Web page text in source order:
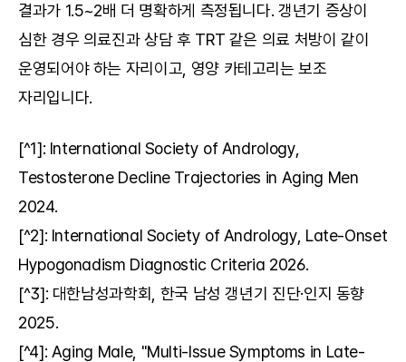
결과가 1.5~2배 더 명확하게 측정됩니다. 갱년기 증상이
심한 경우 의료진과 상담 후 TRT 같은 의료 처방이 같이
운영되어야 하는 자리이고, 영양 카테고리는 보조
자리입니다.
[^1]: International Society of Andrology,
Testosterone Decline Trajectories in Aging Men
2024.
[^2]: International Society of Andrology, Late-Onset
Hypogonadism Diagnostic Criteria 2026.
[^3]: 대한남성과학회, 한국 남성 갱년기 진단·인지 동향
2025.
[^4]: Aging Male, "Multi-Issue Symptoms in Late-